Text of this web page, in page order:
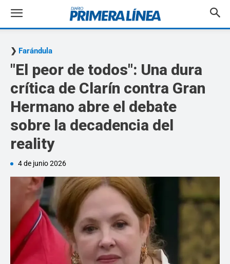
Farándula
"El peor de todos": Una dura
crítica de Clarín contra Gran
Hermano abre el debate
sobre la decadencia del
reality
4 de junio 2026